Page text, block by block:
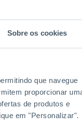
Sobre os cookies
que navegue
proporcionar
de produtos e
em "Personalizar".